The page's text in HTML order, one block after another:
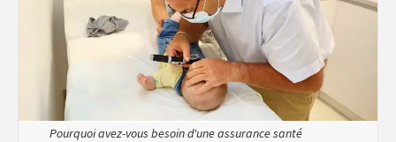
Pourquoi avez-vous besoin d'une assurance santé